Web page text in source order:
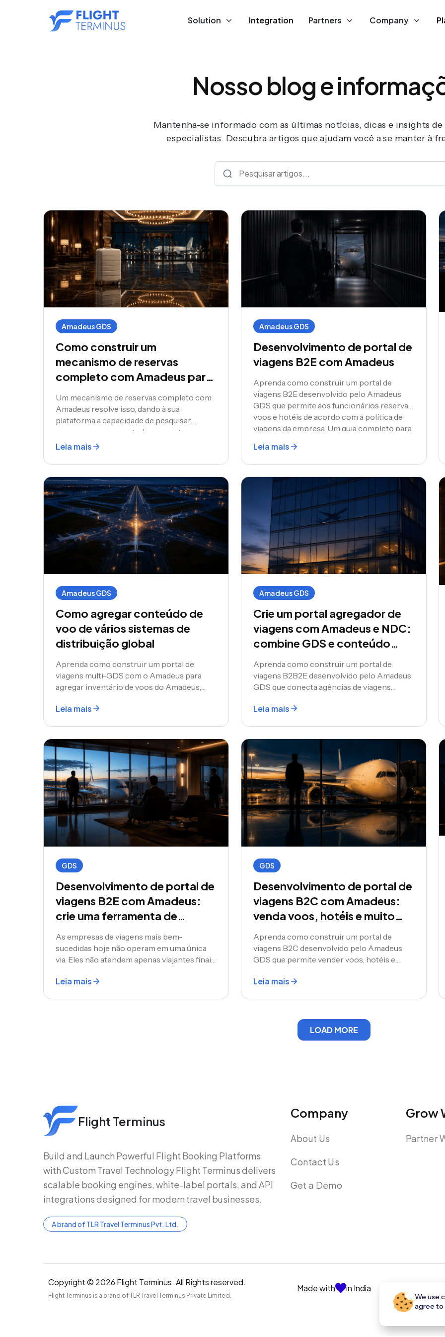
Solution Integration Partners Company
We use
agree to
Nosso blog e
Mantenha-se informado com as últimas notícias, dicas e insights de
especialistas. Descubra artigos que ajudam você a se manter à
Amadeus GDS
Como construir um
mecanismo de reservas
completo com Amadeus para
carros e cruzeiros
Um mecanismo de reservas completo com
Amadeus resolve isso, dando à sua
plataforma a capacidade de pesquisar,
comparar e reservar todos os quatro
produtos em um único fluxo, conectado à
gerenciado através do mesmo painel do
agente e apresentado sob sua própria
marca.
Leia mais
Amadeus GDS
Desenvolvimento de portal de
viagens B2E com Amadeus
Aprenda como construir um portal de
viagens B2E desenvolvido pelo Amadeus
GDS que permite aos funcionários reservar
voos e hotéis de acordo com a política de
viagens da empresa. Um guia completo para
gestores de viagens corporativas prontos
para implantar sua própria plataforma de
Leia mais
Amadeus GDS
Como agregar conteúdo de
voo de vários sistemas de
distribuição global
Aprenda como construir um portal de
viagens multi-GDS com o Amadeus para
agregar inventário de voos do Amadeus,
guia completo para agentes de viagens,
Leia mais
Amadeus GDS
Crie um portal agregador de
viagens com Amadeus e NDC:
combine GDS e conteúdo
Airline Direct
Aprenda como construir um portal de
viagens B2B2E desenvolvido pelo Amadeus
GDS que conecta agências de viagens
corporativas. Um guia completo para
personalizada de reservas e políticas.
Leia mais
GDS
Desenvolvimento de portal de
viagens B2E com Amadeus:
crie uma ferramenta de
reservas corporativas para
seus funcionários
As empresas de viagens mais bem-
sucedidas hoje não operam em uma única
via. Eles não atendem apenas viajantes finais
executando modelos de distribuição em
Leia mais
GDS
Desenvolvimento de portal de
viagens B2C com Amadeus:
venda voos, hotéis e muito
mais diretamente aos clientes
Aprenda como construir um portal de
viagens B2C desenvolvido pelo Amadeus
GDS que permite vender voos, hotéis e
clientes finais. Um guia completo para
sua própria plataforma de reservas.
Leia mais
LOAD MORE
Flight Terminus
Build and Launch Powerful Flight Booking Platforms
with Custom Travel Technology Flight Terminus delivers
scalable booking engines, white-label portals, and API
integrations designed for modern travel businesses.
A brand of TLR Travel Terminus Pvt. Ltd.
Company
About Us
Contact Us
Get a Demo
Grow
Partner
Copyright © 2026 Flight Terminus. All Rights reserved.
Flight Terminus is a brand of TLR Travel Terminus Private Limited.
Made with in India